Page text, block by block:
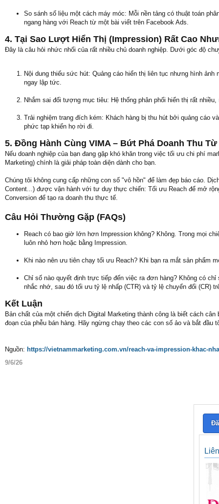
So sánh số liệu một cách máy móc: Mỗi nền tảng có thuật toán
ngang hàng với Reach từ một bài viết trên Facebook Ads.
4. Tại Sao Lượt Hiển Thị (Impression) Rất Cao
Đây là câu hỏi nhức nhối của rất nhiều chủ doanh nghiệp. Dưới góc độ
Nội dung thiếu sức hút: Quảng cáo hiển thị liên tục nhưng hình
ngay lập tức.
Nhắm sai đối tượng mục tiêu: Hệ thống phân phối hiển thị rất
Trải nghiệm trang đích kém: Khách hàng bị thu hút bởi quảng cáo
phức tạp khiến họ rời đi.
5. Đồng Hành Cùng VIMA – Bứt Phá Doanh Thu
Nếu doanh nghiệp của bạn đang gặp khó khăn trong việc tối ưu chi phí
Marketing) chính là giải pháp toàn diện dành cho bạn.
Chúng tôi không cung cấp những con số "vô hồn" để làm đẹp báo cáo.
Content...) được vận hành với tư duy thực chiến: Tối ưu Reach để mở
Conversion để tạo ra doanh thu thực tế.
Câu Hỏi Thường Gặp (FAQs)
Reach có bao giờ lớn hơn Impression không? Không. Trong mọi
luôn nhỏ hơn hoặc bằng Impression.
Khi nào nên ưu tiên chạy tối ưu Reach? Khi bạn ra mắt sản
Chỉ số nào quyết định trực tiếp đến việc ra đơn hàng? Không có
nhắc nhớ, sau đó tối ưu tỷ lệ nhấp (CTR) và tỷ lệ chuyển đổi (CR)
Kết Luận
Bản chất của một chiến dịch Digital Marketing thành công là biết cách
đoạn của phễu bán hàng. Hãy ngừng chạy theo các con số ảo và bắt
Nguồn: https://vietnammarketing.com.vn/reach-va-impression-khac-
9/6/26